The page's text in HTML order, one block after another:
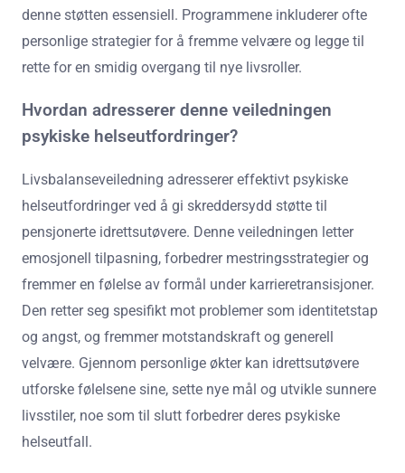
denne støtten essensiell. Programmene inkluderer ofte
personlige strategier for å fremme velvære og legge til
rette for en smidig overgang til nye livsroller.
Hvordan adresserer denne veiledningen
psykiske helseutfordringer?
Livsbalanseveiledning adresserer effektivt psykiske
helseutfordringer ved å gi skreddersydd støtte til
pensjonerte idrettsutøvere. Denne veiledningen letter
emosjonell tilpasning, forbedrer mestringsstrategier og
fremmer en følelse av formål under karrieretransisjoner.
Den retter seg spesifikt mot problemer som identitetstap
og angst, og fremmer motstandskraft og generell
velvære. Gjennom personlige økter kan idrettsutøvere
utforske følelsene sine, sette nye mål og utvikle sunnere
livsstiler, noe som til slutt forbedrer deres psykiske
helseutfall.